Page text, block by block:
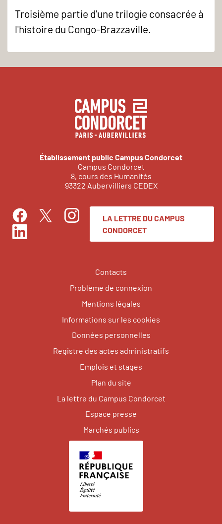
Troisième partie d'une trilogie consacrée à
l'histoire du Congo-Brazzaville.
Établissement public Campus Condorcet
Campus Condorcet
8, cours des Humanités
93322 Aubervilliers CEDEX
FacebookTwitterInstagram
LinkedIn
LA LETTRE DU CAMPUS
CONDORCET
Contacts
Problème de connexion
Mentions légales
Informations sur les cookies
Données personnelles
Registre des actes administratifs
Emplois et stages
Plan du site
La lettre du Campus Condorcet
Espace presse
Marchés publics